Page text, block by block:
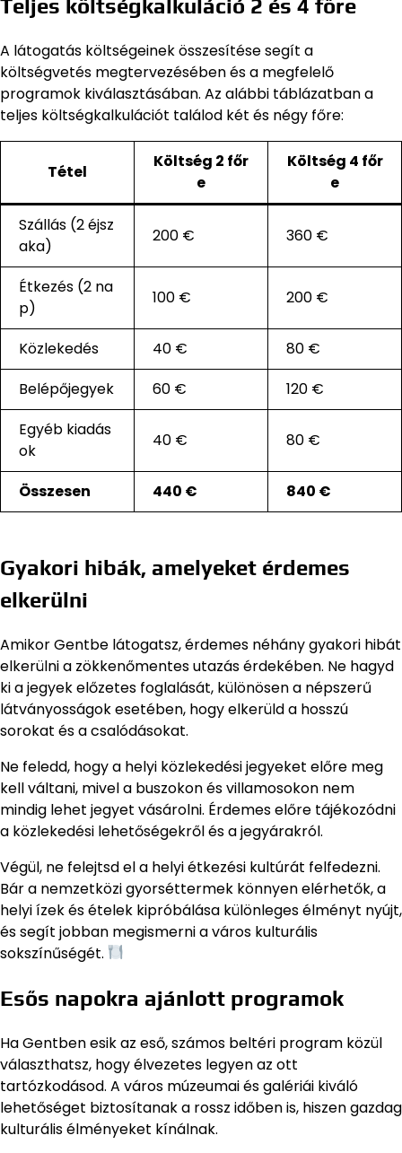
Teljes költségkalkuláció 2 és 4 főre
A látogatás költségeinek összesítése segít a
költségvetés megtervezésében és a megfelelő
programok kiválasztásában. Az alábbi táblázatban a
teljes költségkalkulációt találod két és négy főre:
Tétel
Költség 2 főr
e
Költség 4 főr
e
Szállás (2 éjsz
aka)
200 € 360 €
Étkezés (2 na
p)
100 € 200 €
Közlekedés 40 €
80 €
Belépőjegyek
60 €
120 €
Egyéb kiadás
ok
40 € 80 €
Összesen 440 € 840 €
Gyakori hibák, amelyeket érdemes
elkerülni
Amikor Gentbe látogatsz, érdemes néhány gyakori hibát
elkerülni a zökkenőmentes utazás érdekében. Ne hagyd
ki a jegyek előzetes foglalását, különösen a népszerű
látványosságok esetében, hogy elkerüld a hosszú
sorokat és a csalódásokat.
Ne feledd, hogy a helyi közlekedési jegyeket előre meg
kell váltani, mivel a buszokon és villamosokon nem
mindig lehet jegyet vásárolni. Érdemes előre tájékozódni
a közlekedési lehetőségekről és a jegyárakról.
Végül, ne felejtsd el a helyi étkezési kultúrát felfedezni.
Bár a nemzetközi gyorséttermek könnyen elérhetők, a
helyi ízek és ételek kipróbálása különleges élményt nyújt,
és segít jobban megismerni a város kulturális
sokszínűségét.
Esős napokra ajánlott programok
Ha Gentben esik az eső, számos beltéri program közül
választhatsz, hogy élvezetes legyen az ott
tartózkodásod. A város múzeumai és galériái kiváló
lehetőséget biztosítanak a rossz időben is, hiszen gazdag
kulturális élményeket kínálnak.